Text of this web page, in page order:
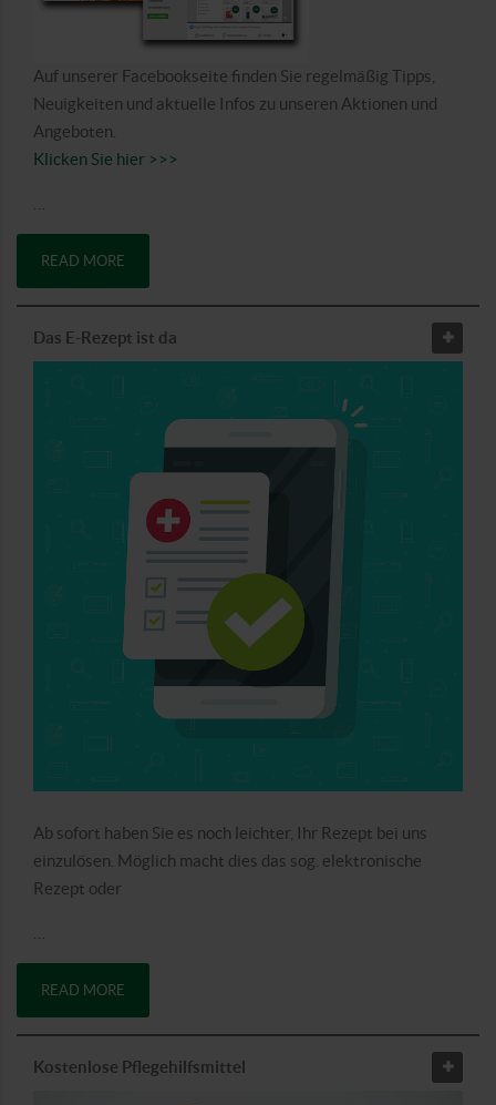
Auf unserer Facebookseite finden Sie regelmäßig Tipps,
Neuigkeiten und aktuelle Infos zu unseren Aktionen und
Angeboten.
Klicken Sie hier >>>
READ MORE
Das E-Rezept ist da
Ab sofort haben Sie es noch leichter, Ihr Rezept bei uns
einzulösen. Möglich macht dies das sog. elektronische
Rezept oder
READ MORE
Kostenlose Pflegehilfsmittel